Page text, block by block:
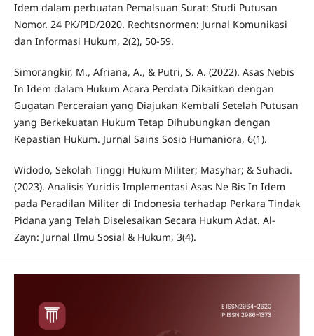
Idem dalam perbuatan Pemalsuan Surat: Studi Putusan
Nomor. 24 PK/PID/2020. Rechtsnormen: Jurnal Komunikasi
dan Informasi Hukum, 2(2), 50-59.
Simorangkir, M., Afriana, A., & Putri, S. A. (2022). Asas Nebis
In Idem dalam Hukum Acara Perdata Dikaitkan dengan
Gugatan Perceraian yang Diajukan Kembali Setelah Putusan
yang Berkekuatan Hukum Tetap Dihubungkan dengan
Kepastian Hukum. Jurnal Sains Sosio Humaniora, 6(1).
Widodo, Sekolah Tinggi Hukum Militer; Masyhar; & Suhadi.
(2023). Analisis Yuridis Implementasi Asas Ne Bis In Idem
pada Peradilan Militer di Indonesia terhadap Perkara Tindak
Pidana yang Telah Diselesaikan Secara Hukum Adat. Al-
Zayn: Jurnal Ilmu Sosial & Hukum, 3(4).